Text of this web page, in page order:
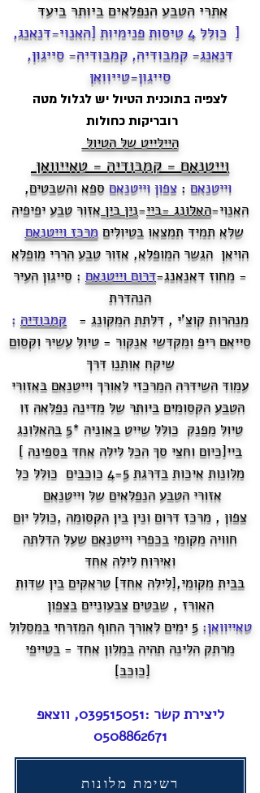
אתרי הטבע הנפלאים ביותר ביעד
[ כולל 4 טיסות פנימיות [האנוי-דנאנג,
דנאנג- קמבודיה, קמבודיה- סייגון,
סייגון-טייוואן
לצפיה בתוכנית הטיול יש לגלול מטה
רובריקות כחולות
היילייט של הטיול
וייטנאם - קמבודיה - טאייוואן
וייטנאם : צפון וייטנאם ספא והשבטים,
האנוי-האלונג -ביי-נין בין אזור טבע יפיפיה
שלא תמיד תמצאו בטיולים מרכז וייטנאם
הויאן הגשר המופלא, אזור טבע הררי מופלא
- מחוז דאנאנג-דרום וייטנאם : סייגון העיר
הנהדרת
מנהרות קוצ'י , דלתת המקונג -
קמבודיה :
סייאם ריפ ומקדשי אנקור - טיול עשיר וקסום
שיקח אותנו דרך
עמוד השידרה המרכזי לאורך וייטנאם באזורי
הטבע הקסומים ביותר של מדינה נפלאה זו
טיול מפנק כולל שייט באוניה *5 בהאלונג
ביי[כיום וחצי סך הכל לילה אחד בספינה ]
מלונות איכות בדרגת 4-5 כוכבים כולל כל
אזורי הטבע הנפלאים של וייטנאם
צפון , מרכז דרום ונין בין הקסומה ,כולל יום
חוויה מקומי בכפרי וייטנאם שעל הדלתה
ואירוח לילה אחד
בבית מקומי,[לילה אחד] טראקים בין שדות
האורז , שבטים צבעוניים בצפון
טאייוואן: 5 ימים לאורך החוף המזרחי במסלול
מרתק הלינה תהיה במלון אחד - בטייפי
[כוכב]
ליצירת קשר :039515051, ווצאפ
0508862671
רשימת מלונות